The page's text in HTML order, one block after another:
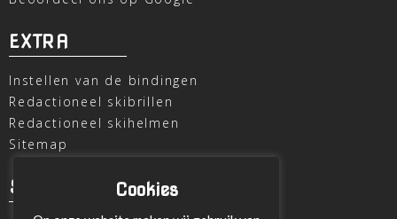
EXTRA
Instellen van de bindingen
Redactioneel skibrillen
Redactioneel skihelmen
Sitemap
SKI OUTLETCookies